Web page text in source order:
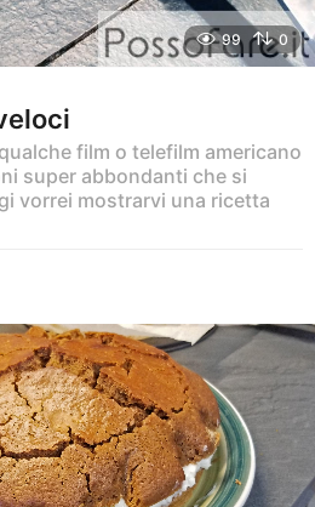
99 0
film o telefilm americano
super abbondanti che si
vorrei mostrarvi una ricetta